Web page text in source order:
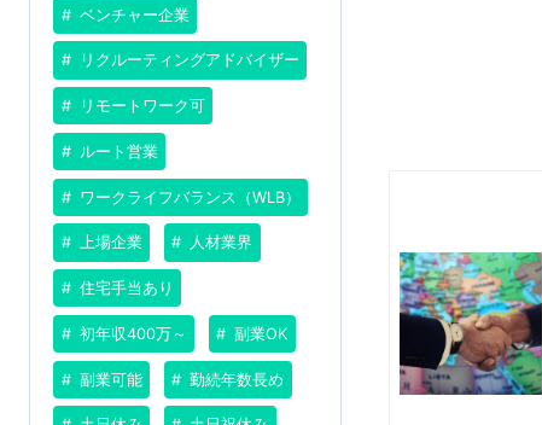
ベンチャー企業
リクルーティングアドバイザー
リモートワーク可
ルート営業
ワークライフバランス（WLB）
上場企業 人材業界
住宅手当あり
初年収400万～ 副業OK
副業可能 勤続年数長め